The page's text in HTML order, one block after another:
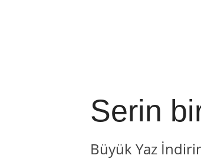
Serin
Büyük Yaz